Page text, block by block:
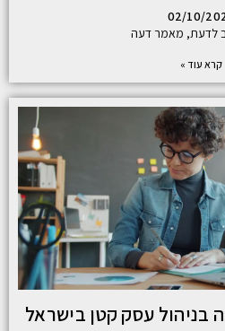
02/10/
לדעת, מאמר דעה
קרא עוד »
בניהול עסק קטן בישראל